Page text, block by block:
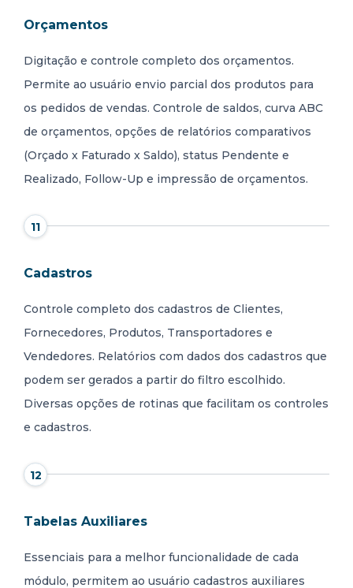
Orçamentos
Digitação e controle completo dos orçamentos.
Permite ao usuário envio parcial dos produtos para
os pedidos de vendas. Controle de saldos, curva ABC
de orçamentos, opções de relatórios comparativos
(Orçado x Faturado x Saldo), status Pendente e
Realizado, Follow-Up e impressão de orçamentos.
11
Cadastros
Controle completo dos cadastros de Clientes,
Fornecedores, Produtos, Transportadores e
Vendedores. Relatórios com dados dos cadastros que
podem ser gerados a partir do filtro escolhido.
Diversas opções de rotinas que facilitam os controles
e cadastros.
12
Tabelas Auxiliares
Essenciais para a melhor funcionalidade de cada
módulo, permitem ao usuário cadastros auxiliares